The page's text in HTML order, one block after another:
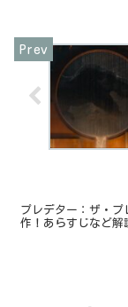
プレデター：ザ・プ
作！あらすじなど解